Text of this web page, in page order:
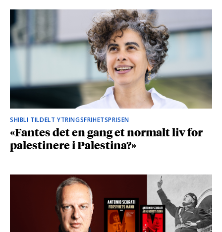
SHIBLI TILDELT YTRINGSFRIHETSPRISEN
«Fantes det en gang et normalt liv for
palestinere i Palestina?»